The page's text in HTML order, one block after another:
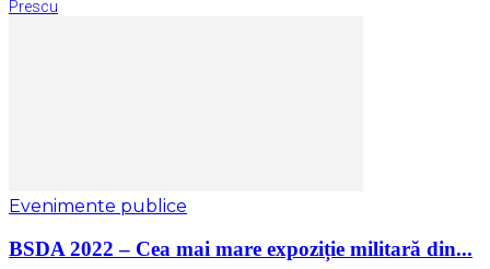
Prescu
Evenimente publice
BSDA 2022 – Cea mai mare expoziție militară din...